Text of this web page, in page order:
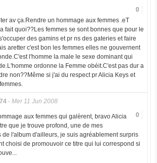
0
av ça.Rendre un hommage aux femmes .eT
fait quoi??Les femmes se sont bonnes que pour le
des gamins et pr ns des gateries et faire
aretter c'est bon les femmes elles ne gouvernent
l'homme la male le sexe dominant qui
ordonne la Femme obéit.C'est pas dur a
non??Même si j'ai du respect pr Alicia Keys et
- Mer 11 Jun 2008
0
aux femmes qui galèrent, bravo Alicia
que je trouve profond, une de mes
de l'album d'ailleurs, je suis agréablement surpris
choisi de promouvoir ce titre qui lui correspond si